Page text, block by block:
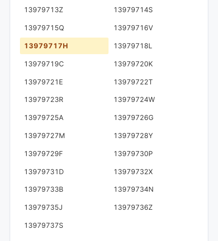
13979713Z 13979714S
13979715Q 13979716V
13979717H 13979718L
13979719C 13979720K
13979721E 13979722T
13979723R 13979724W
13979725A 13979726G
13979727M 13979728Y
13979729F 13979730P
13979731D 13979732X
13979733B 13979734N
13979735J 13979736Z
13979737S